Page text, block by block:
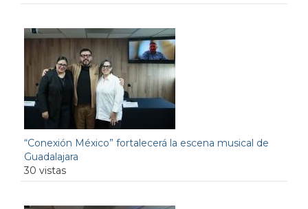
“Conexión México” fortalecerá la escena musical de
Guadalajara
30 vistas